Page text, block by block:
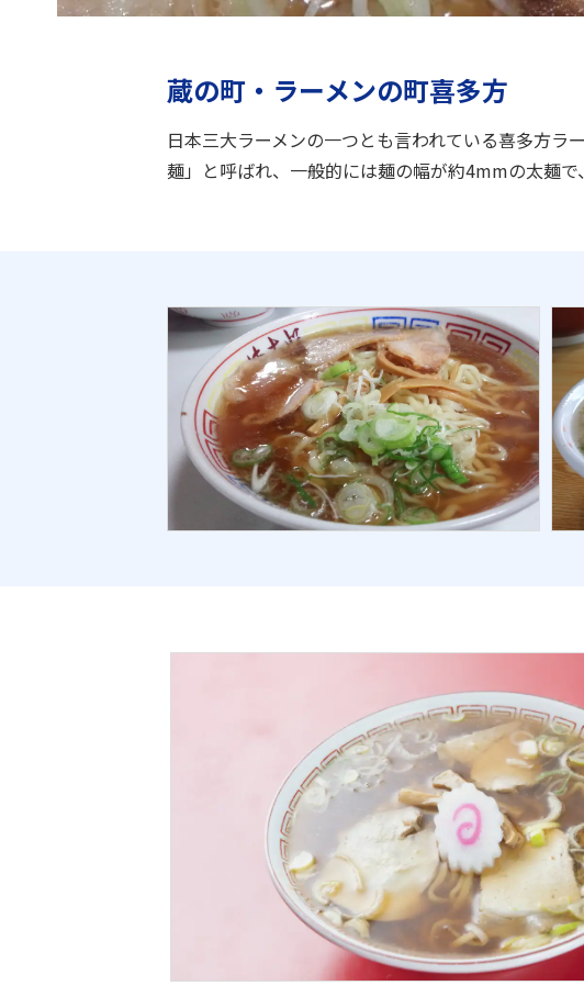
蔵の町・ラーメンの町喜多方
日本三大ラーメンの一つとも言われている喜多方
麺」と呼ばれ、一般的には麺の幅が約4mmの太麺